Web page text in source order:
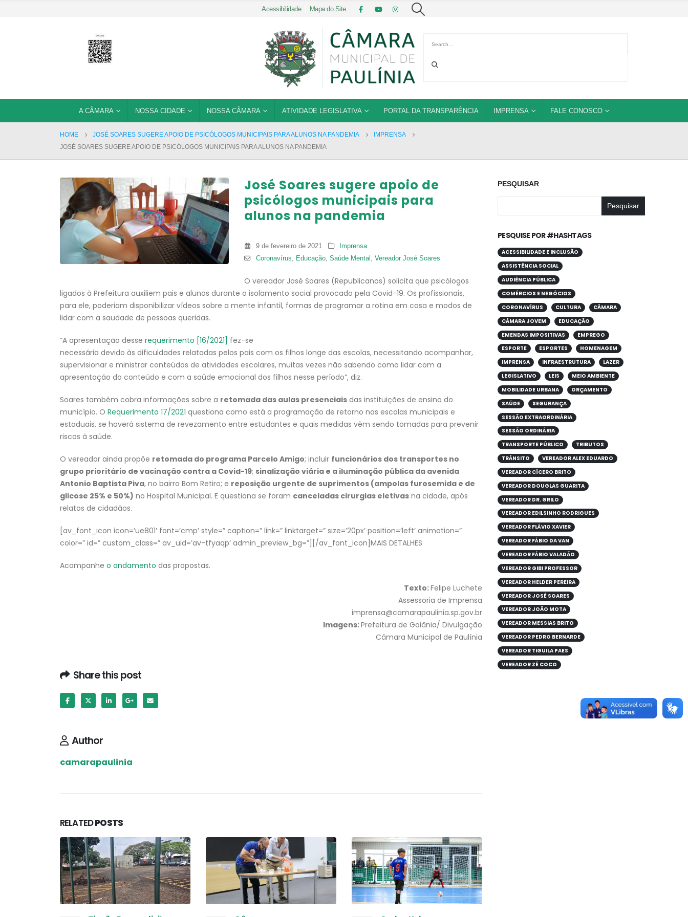
Acessibilidade| Mapa do Site
A CÂMARA NOSSA CIDADE NOSSA CÂMARA ATIVIDADE LEGISLATIVA PORTAL DA TRANSPARÊNCIA IMPRENSA FALE CONOSCO
HOME JOSÉ SOARES SUGERE APOIO DE PSICÓLOGOS MUNICIPAIS PARA ALUNOS NA PANDEMIA
IMPRENSA
JOSÉ SOARES SUGERE APOIO DE PSICÓLOGOS MUNICIPAIS PARA ALUNOS NA PANDEMIA
José Soares sugere apoio de
psicólogos municipais para
alunos na pandemia
9 de fevereiro de 2021
Imprensa
Coronavírus, Educação, Saúde Mental , Vereador José Soares
O vereador José Soares (Republicanos) solicita que psicólogos
ligados à Prefeitura auxiliem pais e alunos durante o isolamento social provocado pela Covid-19. Os profissionais,
para ele, poderiam disponibilizar vídeos sobre a mente infantil, formas de programar a rotina em casa e modos de
lidar com a saudade de pessoas queridas.
“A apresentação desse requerimento [16/2021] fez-se
necessária devido às dificuldades relatadas pelos pais com os filhos longe das escolas, necessitando acompanhar,
supervisionar e ministrar conteúdos de atividades escolares, muitas vezes não sabendo como lidar com a
apresentação do conteúdo e com a saúde emocional dos filhos nesse período”, diz.
Soares também cobra informações sobre a retomada das aulas presenciais das instituições de ensino do
município. O Requerimento 17/2021 questiona como está a programação de retorno nas escolas municipais e
estaduais, se haverá sistema de revezamento entre estudantes e quais medidas vêm sendo tomadas para prevenir
riscos à saúde.
O vereador ainda propõe retomada do programa Parcelo Amigo; incluir funcionários dos transportes no
grupo prioritário de vacinação contra a Covid-19; sinalização viária e a iluminação pública da avenida
Antonio Baptista Piva, no bairro Bom Retiro; e reposição urgente de suprimentos (ampolas furosemida e de
glicose 25% e 50%) no Hospital Municipal. E questiona se foram canceladas cirurgias eletivas na cidade, após
relatos de cidadãos.
[av_font_icon icon=’ue801′ font=’cmp’ style=” caption=” link=” linktarget=” size=’20px’ position=’left’ animation=”
color=” id=” custom_class=” av_uid=’av-tfyaqp’ admin_preview_bg=”][/av_font_icon]MAIS DETALHES
Acompanhe o andamento das propostas.
Texto:Felipe Luchete
Assessoria de Imprensa
imprensa@camarapaulinia.sp.gov.br
Imagens:Prefeitura de Goiânia/ Divulgação
Câmara Municipal de Paulínia
Share this post
Author
camarapaulinia
RELATEDPOSTS
PESQUISAR
Pesquisar
PESQUISE POR #HASHTAGS
ACESSIBILIDADE E INCLUSÃO
ASSISTÊNCIA SOCIAL
AUDIÊNCIA PÚBLICA
COMÉRCIOS E NEGÓCIOS
CORONAVÍRUS
CULTURA
CÂMARA
CÂMARA JOVEM
EDUCAÇÃO
EMENDAS IMPOSITIVAS
EMPREGO
ESPORTE
ESPORTES
HOMENAGEM
IMPRENSA
INFRAESTRUTURA
LAZER
LEGISLATIVO
LEIS
MEIO AMBIENTE
MOBILIDADE URBANA
ORÇAMENTO
SAÚDE
SEGURANÇA
SESSÃO EXTRAORDINÁRIA
SESSÃO ORDINÁRIA
TRANSPORTE PÚBLICO
TRIBUTOS
TRÂNSITO
VEREADOR ALEX EDUARDO
VEREADOR CÍCERO BRITO
VEREADOR DOUGLAS GUARITA
VEREADOR DR. GRILO
VEREADOR EDILSINHO RODRIGUES
VEREADOR FLÁVIO XAVIER
VEREADOR FÁBIO DA VAN
VEREADOR FÁBIO VALADÃO
VEREADOR GIBI PROFESSOR
VEREADOR HELDER PEREIRA
VEREADOR JOSÉ SOARES
VEREADOR JOÃO MOTA
VEREADOR MESSIAS BRITO
VEREADOR PEDRO BERNARDE
VEREADOR TIGUILA PAES
VEREADOR ZÉ COCO